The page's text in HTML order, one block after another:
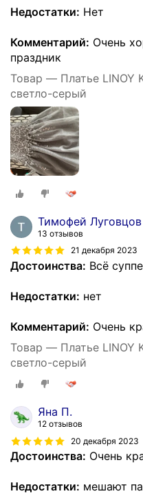
Недостатки: Нет
Комментарий: Очень
праздник
Товар — Платье LINOY
светло-серый
Тимофей Луговцов
13 отзывов
21 декабря 2023
Достоинства: Всё
Недостатки: нет
Комментарий: Очень
Товар — Платье LINOY
светло-серый
Яна П.
12 отзывов
20 декабря 2023
Достоинства: Очень
Недостатки: мешают